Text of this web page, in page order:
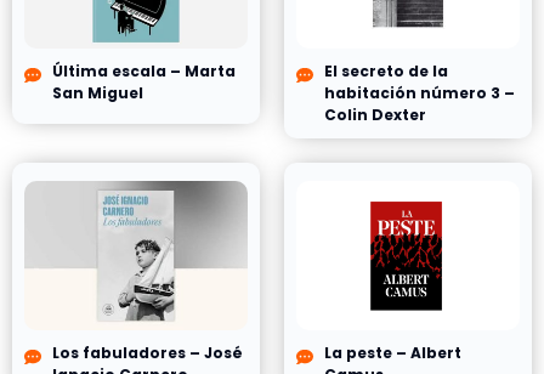
Última escala – Marta
San Miguel
El secreto de la
habitación número 3 –
Colin Dexter
Los fabuladores – José
La peste – Albert